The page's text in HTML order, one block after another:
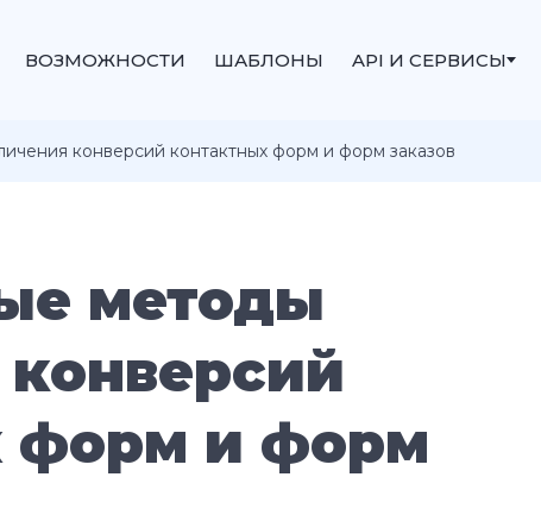
ВОЗМОЖНОСТИ ШАБЛОНЫ API И СЕРВИСЫ
конверсий контактных форм и форм заказов
методы
форм и форм